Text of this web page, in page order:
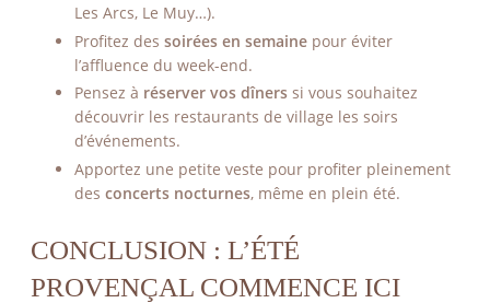
Les Arcs, Le Muy…).
Profitez des soirées en semaine pour éviter
l’affluence du week-end.
Pensez à réserver vos dîners si vous souhaitez
découvrir les restaurants de village les soirs
d’événements.
Apportez une petite veste pour profiter pleinement
des concerts nocturnes, même en plein été.
CONCLUSION : L’ÉTÉ
PROVENÇAL COMMENCE ICI
ACTUALITÉS